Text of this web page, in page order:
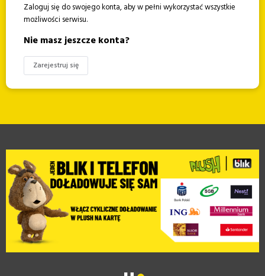
Zaloguj się do swojego konta, aby w pełni wykorzystać wszystkie
możliwości serwisu.
Nie masz jeszcze konta?
Zarejestruj się